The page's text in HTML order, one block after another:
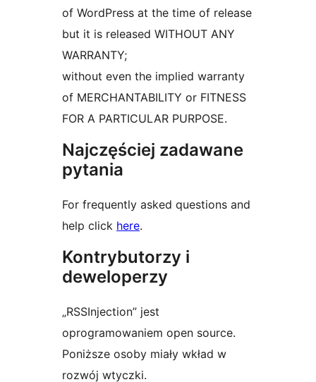
of WordPress at the time of release
but it is released WITHOUT ANY
WARRANTY;
without even the implied warranty
of MERCHANTABILITY or FITNESS
FOR A PARTICULAR PURPOSE.
Najczęściej zadawane
pytania
For frequently asked questions and
help click here.
Kontrybutorzy i
deweloperzy
„RSSInjection” jest
oprogramowaniem open source.
Poniższe osoby miały wkład w
rozwój wtyczki.